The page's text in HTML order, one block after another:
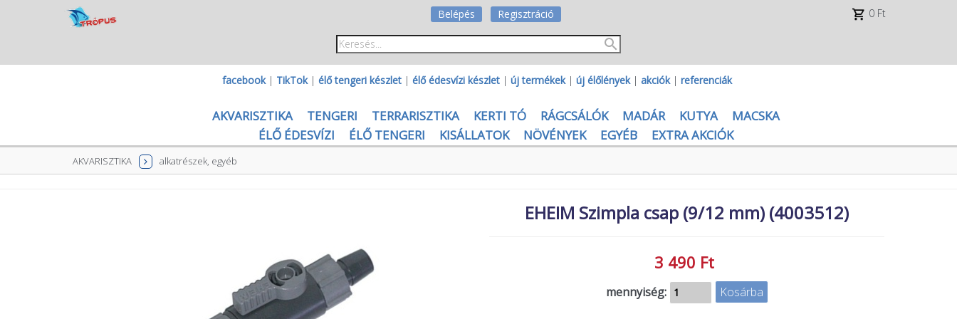
Belépés Regisztráció 0 Ft
facebook| TikTok| élő tengeri készlet | élő édesvízi készlet | új termékek| új élőlények| akciók| referenciák
AKVARISZTIKA TENGERI TERRARISZTIKA KERTI TÓ RÁGCSÁLÓK MADÁR KUTYA
MACSKA
ÉLŐ ÉDESVÍZI
ÉLŐ TENGERI KISÁLLATOK NÖVÉNYEK EGYÉB EXTRA AKCIÓK
AKVARISZTIKA alkatrészek, egyéb
EHEIM Szimpla csap (9/12 mm) (4003512)
3 490 Ft
mennyiség: